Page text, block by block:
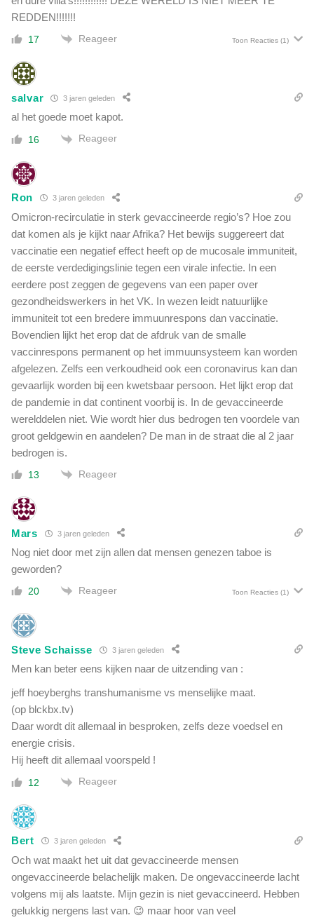
REDDEN!!!!!!!
17 Reageer Toon Reacties (1)
salvar 3 jaren geleden
al het goede moet kapot.
16 Reageer
Ron 3 jaren geleden
Omicron-recirculatie in sterk gevaccineerde regio’s? Hoe zou
dat komen als je kijkt naar Afrika? Het bewijs suggereert dat
vaccinatie een negatief effect heeft op de mucosale immuniteit,
de eerste verdedigingslinie tegen een virale infectie. In een
eerdere post zeggen de gegevens van een paper over
gezondheidswerkers in het VK. In wezen leidt natuurlijke
immuniteit tot een bredere immuunrespons dan vaccinatie.
Bovendien lijkt het erop dat de afdruk van de smalle
vaccinrespons permanent op het immuunsysteem kan worden
afgelezen. Zelfs een verkoudheid ook een coronavirus kan dan
gevaarlijk worden bij een kwetsbaar persoon. Het lijkt erop dat
de pandemie in dat continent voorbij is. In de gevaccineerde
werelddelen niet. Wie wordt hier dus bedrogen ten voordele van
groot geldgewin en aandelen? De man in de straat die al 2 jaar
bedrogen is.
13 Reageer
Mars 3 jaren geleden
Nog niet door met zijn allen dat mensen genezen taboe is
geworden?
20 Reageer Toon Reacties (1)
Steve Schaisse 3 jaren geleden
Men kan beter eens kijken naar de uitzending van :
jeff hoeyberghs transhumanisme vs menselijke maat.
(op blckbx.tv)
Daar wordt dit allemaal in besproken, zelfs deze voedsel en
energie crisis.
Hij heeft dit allemaal voorspeld !
12 Reageer
Bert 3 jaren geleden
Och wat maakt het uit dat gevaccineerde mensen
ongevaccineerde belachelijk maken. De ongevaccineerde lacht
volgens mij als laatste. Mijn gezin is niet gevaccineerd. Hebben
gelukkig nergens last van. 😉 maar hoor van veel